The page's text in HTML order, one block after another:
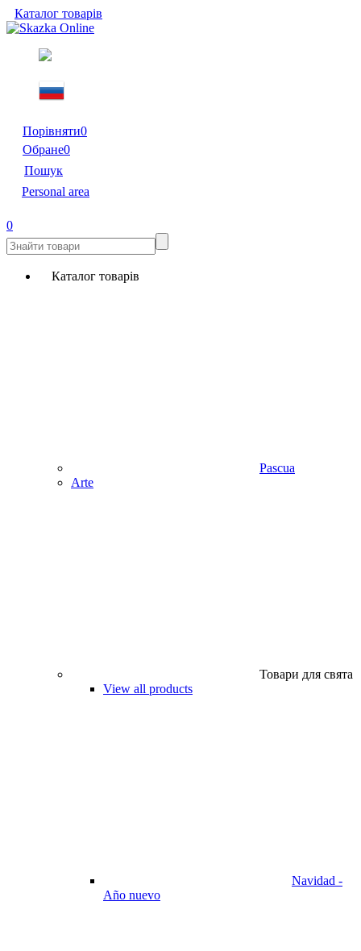
Каталог товарів
Порівняти0
Обране0
Пошук
Personal area
0
Каталог товарів
Pascua
Аrte
Товари для свята
View all products
Navidad -
Año nuevo